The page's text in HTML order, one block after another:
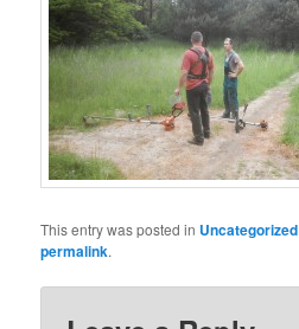
This entry was posted in Uncategorized
permalink.